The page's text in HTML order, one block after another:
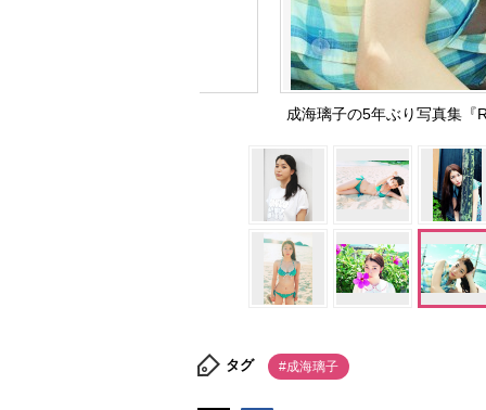
成海璃子の5年ぶり写真集『
タグ #成海璃子